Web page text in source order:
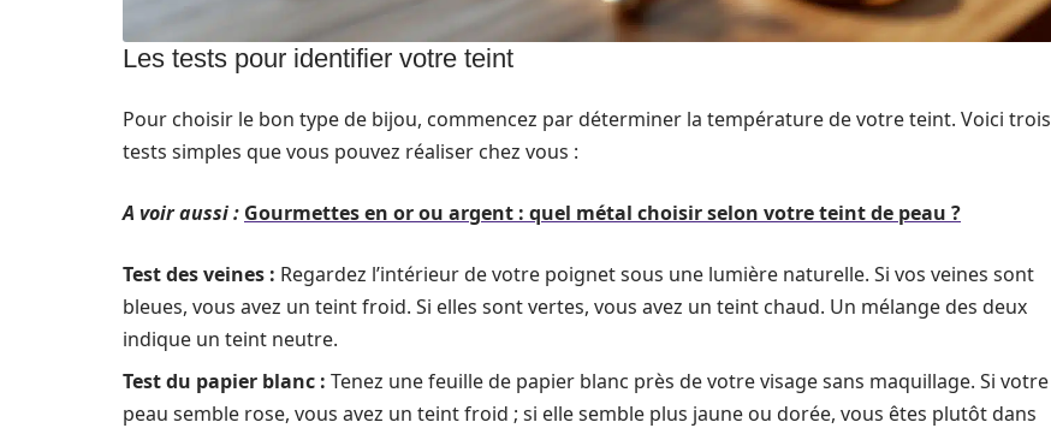
Les tests pour identifier votre teint
Pour choisir le bon type de bijou, commencez par déterminer la température de votre teint. Voici trois
tests simples que vous pouvez réaliser chez vous :
A voir aussi : Gourmettes en or ou argent : quel métal choisir selon votre teint de peau ?
Test des veines : Regardez l’intérieur de votre poignet sous une lumière naturelle. Si vos veines sont
bleues, vous avez un teint froid. Si elles sont vertes, vous avez un teint chaud. Un mélange des deux
indique un teint neutre.
Test du papier blanc : Tenez une feuille de papier blanc près de votre visage sans maquillage. Si votre
peau semble rose, vous avez un teint froid ; si elle semble plus jaune ou dorée, vous êtes plutôt dans